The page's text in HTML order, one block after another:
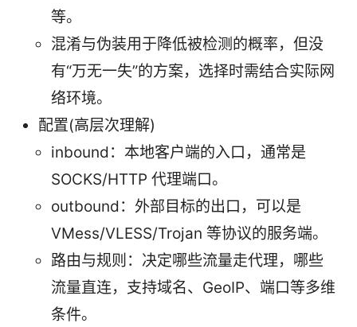
等。
混淆与伪装用于降低被检测的概率，但没
有“万无一失”的方案，选择时需结合实际网
络环境。
配置(高层次理解)
inbound：本地客户端的入口，通常是
SOCKS/HTTP 代理端口。
outbound：外部目标的出口，可以是
VMess/VLESS/Trojan 等协议的服务端。
路由与规则：决定哪些流量走代理，哪些
流量直连，支持域名、GeoIP、端口等多维
条件。